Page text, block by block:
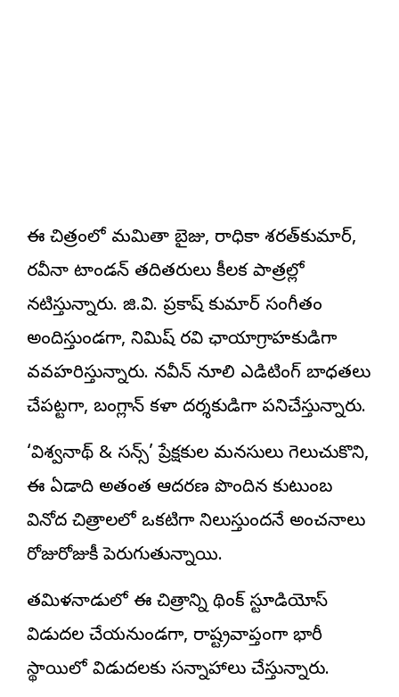
ఈ చిత్రంలో మమితా బైజు, రాధికా శరత్‌కుమార్,
రవీనా టాండన్ తదితరులు కీలక పాత్రల్లో
నటిస్తున్నారు. జి.వి. ప్రకాష్ కుమార్ సంగీతం
అందిస్తుండగా, నిమిష్ రవి ఛాయాగ్రాహకుడిగా
వ్యవహరిస్తున్నారు. నవీన్ నూలి ఎడిటింగ్ బాధ్యతలు
చేపట్టగా, బంగ్లాన్ కళా దర్శకుడిగా పనిచేస్తున్నారు.
‘విశ్వనాథ్ & సన్స్’ ప్రేక్షకుల మనసులు గెలుచుకొని,
ఈ ఏడాది అత్యంత ఆదరణ పొందిన కుటుంబ
వినోద చిత్రాలలో ఒకటిగా నిలుస్తుందనే అంచనాలు
రోజురోజుకీ పెరుగుతున్నాయి.
తమిళనాడులో ఈ చిత్రాన్ని థింక్ స్టూడియోస్
విడుదల చేయనుండగా, రాష్ట్రవ్యాప్తంగా భారీ
స్థాయిలో విడుదలకు సన్నాహాలు చేస్తున్నారు.